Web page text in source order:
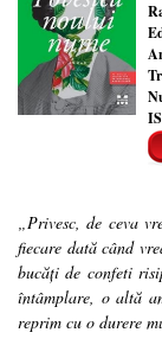
„Privesc, de ceva
fiecare dată când
bucăți de confeti
întâmplare, o altă
reprim cu o durere